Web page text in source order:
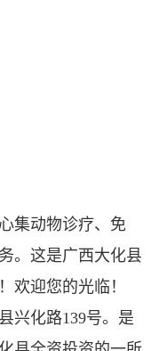
集动物诊疗、免
。这是广西大化县
欢迎您的光临！
兴化路139号。是